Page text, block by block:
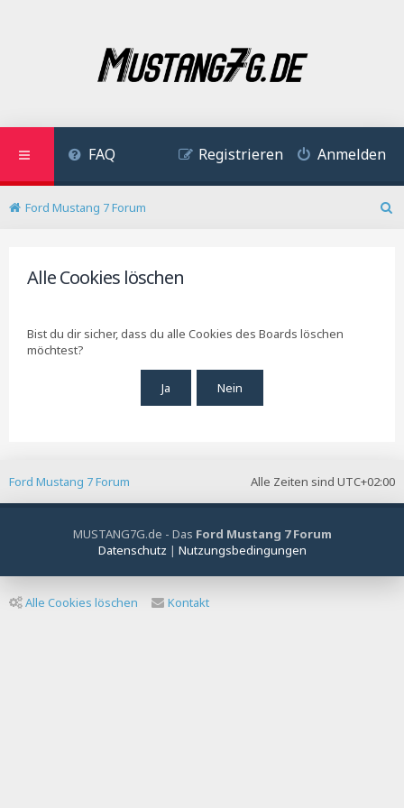
FAQ Anmelden
Registrieren
Ford Mustang 7 Forum
Alle Cookies löschen
Bist du dir sicher, dass du alle Cookies des Boards löschen
möchtest?
Alle Zeiten sind UTC+02:00
Ford Mustang 7 Forum
MUSTANG7G.de - Das Ford Mustang 7 Forum
Datenschutz | Nutzungsbedingungen
Alle Cookies löschen Kontakt